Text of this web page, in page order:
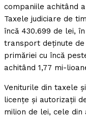
companiile achitând
Taxele judiciare de
încă 430.699 de lei,
transport deţinute
primăriei cu încă
achitând 1,77 mi-
Veniturile din taxele
licenţe şi autorizaţii
milion de lei, cele